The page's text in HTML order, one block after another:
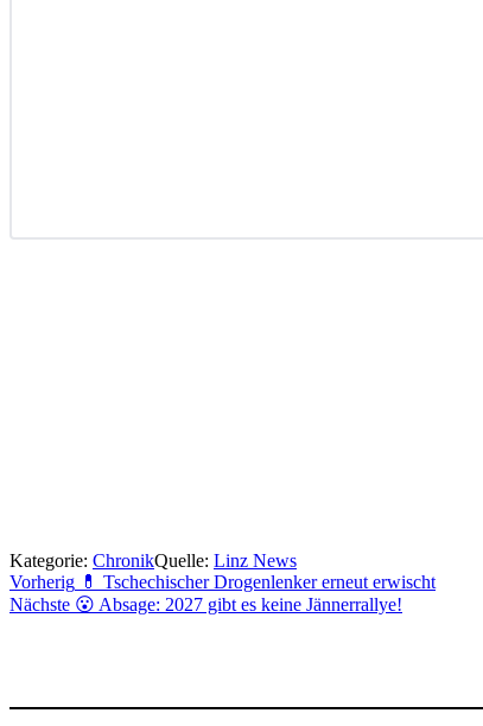
Kategorie: ChronikQuelle: Linz News
Beitragsnavigation
Vorherig 💊 Tschechischer Drogenlenker erneut erwischt
Nächste 😮 Absage: 2027 gibt es keine Jännerrallye!